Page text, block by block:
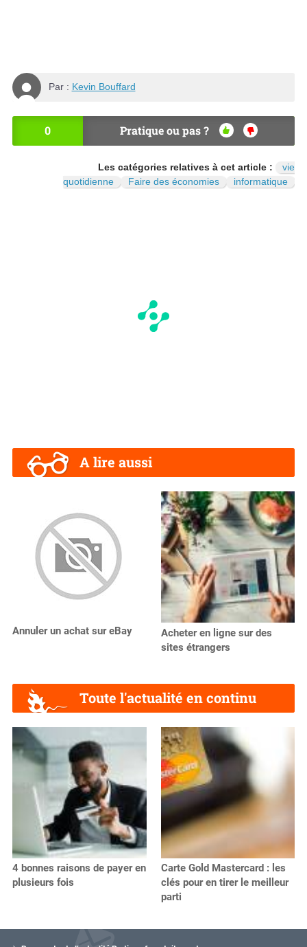
Par : Kevin Bouffard
0 Pratique ou pas ?
OU
NO
N
Les catégories relatives à cet article :
vie
quotidienne
Faire des économies informatique
A lire aussi
Annuler un achat sur eBay
Acheter en ligne sur des
sites étrangers
Toute l'actualité en continu
4 bonnes raisons de payer en
plusieurs fois
Carte Gold Mastercard : les
clés pour en tirer le meilleur
parti